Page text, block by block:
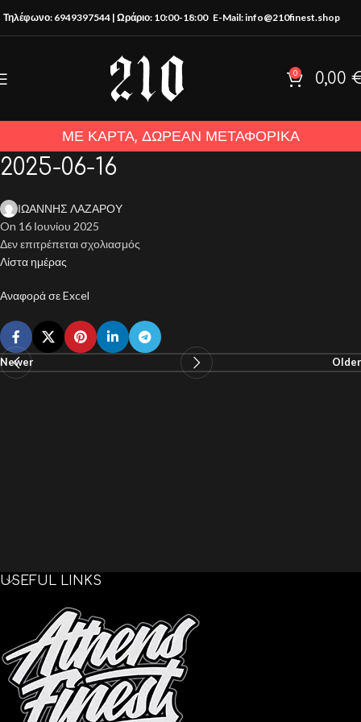
Τηλέφωνο: 6949397544 | Ωράριο: 10:00-18:00 E-Mail: info@210finest.shop
0 0,00
ΜΕ ΚΑΡΤΑ, ΔΩΡΕΑΝ ΜΕΤΑΦΟΡΙΚΑ
2025-06-16
ΙΩΑΝΝΗΣ ΛΑΖΑΡΟΥ
On 16 Ιουνίου 2025
Δεν επιτρέπεται σχολιασμός
Λίστα ημέρας
Αναφορά σε Excel
Newer Older
USEFUL LINKS